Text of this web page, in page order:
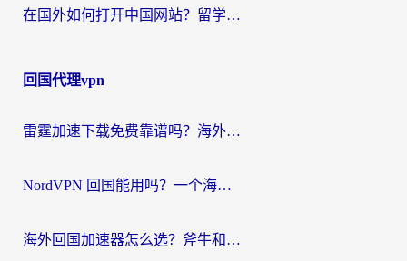
在国外如何打开中国网站？留学生与海外华人的无缝访问指南
回国代理vpn
雷霆加速下载免费靠谱吗？海外党选回国加速器的避坑指南（附热门工具对比）
NordVPN 回国能用吗？一个海外用户必须面对的真实困境
海外回国加速器怎么选？斧牛和海龟哪个好？一篇帮你避开坑的实用指南